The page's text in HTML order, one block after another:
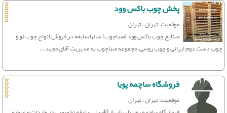
پخش چوب باکس وود
موقعیت: تهران ، تهران
صنایع چوب باکس وود (صباچوب) سالها سابقه در فروش انواع چوب نو و
چوب دست دوم ایرانی و چوب روسی. مجموعه صباچوب به مدیریت آقای مجید ...
فروشگاه ساچمه پویا
موقعیت: تهران ، تهران